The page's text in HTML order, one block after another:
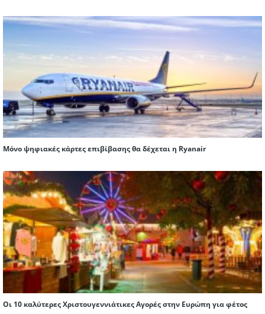
Μόνο ψηφιακές κάρτες επιβίβασης θα δέχεται η Ryanair
Οι 10 καλύτερες Χριστουγεννιάτικες Αγορές στην Ευρώπη για φέτος